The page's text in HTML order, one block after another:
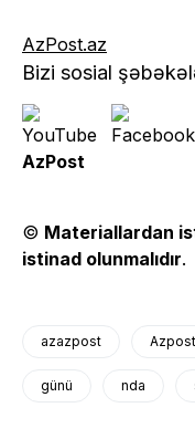
AzPost.az
Bizi sosial
AzPost
© Materiallardan
istinad olunmalıdır.
azazpost Azpost
günü nda